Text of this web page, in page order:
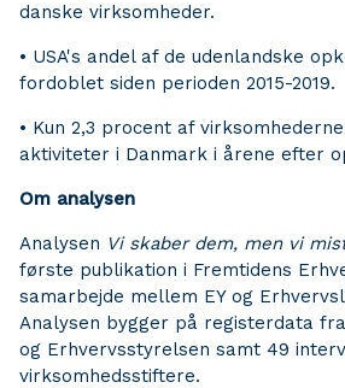
danske virksomheder.
• USA's andel af de udenlandske
fordoblet siden perioden 2015-2019.
• Kun 2,3 procent af
aktiviteter i Danmark i årene efter
Om analysen
Analysen Vi skaber dem, men vi
første publikation i Fremtidens
samarbejde mellem EY og
Analysen bygger på registerdata
og Erhvervsstyrelsen samt 49
virksomhedsstiftere.